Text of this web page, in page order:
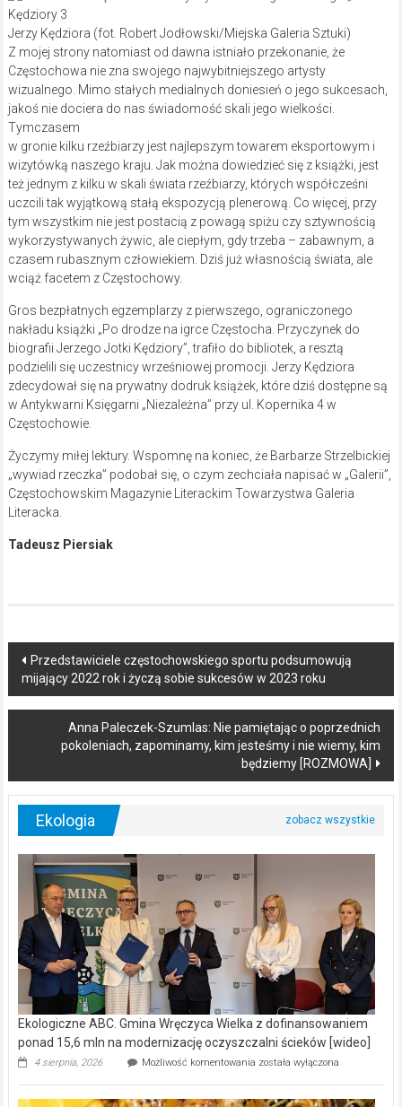
Jerzy Kędziora (fot. Robert Jodłowski/Miejska Galeria Sztuki)
Z mojej strony natomiast od dawna istniało przekonanie, że
Częstochowa nie zna swojego najwybitniejszego artysty
wizualnego. Mimo stałych medialnych doniesień o jego sukcesach,
jakoś nie dociera do nas świadomość skali jego wielkości.
Tymczasem
w gronie kilku rzeźbiarzy jest najlepszym towarem eksportowym i
wizytówką naszego kraju. Jak można dowiedzieć się z książki, jest
też jednym z kilku w skali świata rzeźbiarzy, których współcześni
uczcili tak wyjątkową stałą ekspozycją plenerową. Co więcej, przy
tym wszystkim nie jest postacią z powagą spiżu czy sztywnością
wykorzystywanych żywic, ale ciepłym, gdy trzeba – zabawnym, a
czasem rubasznym człowiekiem. Dziś już własnością świata, ale
wciąż facetem z Częstochowy.
Gros bezpłatnych egzemplarzy z pierwszego, ograniczonego
nakładu książki „Po drodze na igrce Częstocha. Przyczynek do
biografii Jerzego Jotki Kędziory”, trafiło do bibliotek, a resztą
podzielili się uczestnicy wrześniowej promocji. Jerzy Kędziora
zdecydował się na prywatny dodruk książek, które dziś dostępne są
w Antykwarni Księgarni „Niezależna” przy ul. Kopernika 4 w
Częstochowie.
Życzymy miłej lektury. Wspomnę na koniec, że Barbarze Strzelbickiej
„wywiad rzeczka” podobał się, o czym zechciała napisać w „Galerii”,
Częstochowskim Magazynie Literackim Towarzystwa Galeria
Literacka.
Tadeusz Piersiak
Post
navigation
Przedstawiciele częstochowskiego sportu podsumowują
mijający 2022 rok i życzą sobie sukcesów w 2023 roku
Anna Paleczek-Szumlas: Nie pamiętając o poprzednich
pokoleniach, zapominamy, kim jesteśmy i nie wiemy, kim
będziemy [ROZMOWA]
Ekologia
Ekologiczne ABC. Gmina Wręczyca Wielka z dofinansowaniem
ponad 15,6 mln na modernizację oczyszczalni ścieków [wideo]
4 sierpnia, 2026 Możliwość komentowania Ekologiczne
została wyłączona